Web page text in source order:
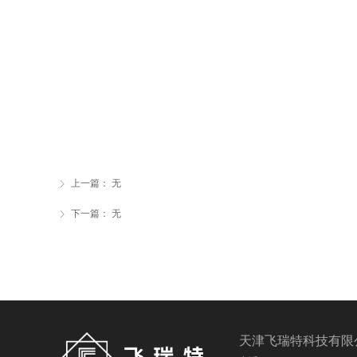
ꁕ 上一篇： 无
ꁕ 下一篇： 无
天津飞瑞特科技有限